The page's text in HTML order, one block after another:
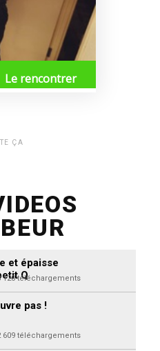
ÇA
et épaisse
Q
120 téléchargements
pas !
609 téléchargements